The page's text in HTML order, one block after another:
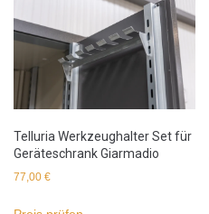
Telluria Werkzeughalter Set für
Geräteschrank Giarmadio
77,00 €